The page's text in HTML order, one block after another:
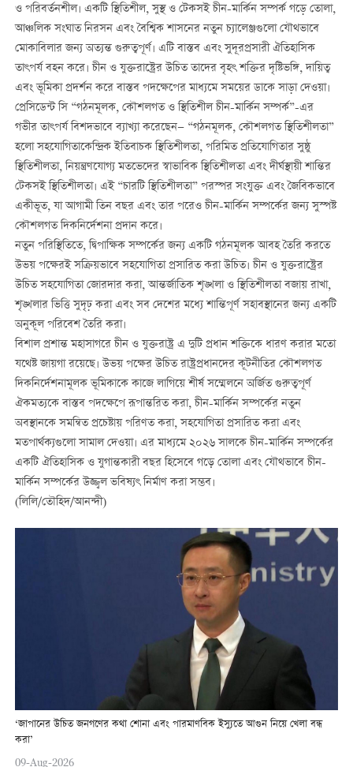
ও পরিবর্তনশীল। একটি স্থিতিশীল, সুস্থ ও টেকসই চীন-মার্কিন সম্পর্ক গড়ে তোলা,
আঞ্চলিক সংঘাত নিরসন এবং বৈশ্বিক শাসনের নতুন চ্যালেঞ্জগুলো যৌথভাবে
মোকাবিলার জন্য অত্যন্ত গুরুত্বপূর্ণ। এটি বাস্তব এবং সুদূরপ্রসারী ঐতিহাসিক
তাৎপর্য বহন করে। চীন ও যুক্তরাষ্ট্রের উচিত তাদের বৃহৎ শক্তির দৃষ্টিভঙ্গি, দায়িত্ব
এবং ভূমিকা প্রদর্শন করে বাস্তব পদক্ষেপের মাধ্যমে সময়ের ডাকে সাড়া দেওয়া।
প্রেসিডেন্ট সি “গঠনমূলক, কৌশলগত ও স্থিতিশীল চীন-মার্কিন সম্পর্ক”-এর
গভীর তাৎপর্য বিশদভাবে ব্যাখ্যা করেছেন— “গঠনমূলক, কৌশলগত স্থিতিশীলতা”
হলো সহযোগিতাকেন্দ্রিক ইতিবাচক স্থিতিশীলতা, পরিমিত প্রতিযোগিতার সুষ্ঠু
স্থিতিশীলতা, নিয়ন্ত্রণযোগ্য মতভেদের স্বাভাবিক স্থিতিশীলতা এবং দীর্ঘস্থায়ী শান্তির
টেকসই স্থিতিশীলতা। এই “চারটি স্থিতিশীলতা” পরস্পর সংযুক্ত এবং জৈবিকভাবে
একীভূত, যা আগামী তিন বছর এবং তার পরেও চীন-মার্কিন সম্পর্কের জন্য সুস্পষ্ট
কৌশলগত দিকনির্দেশনা প্রদান করে।
নতুন পরিস্থিতিতে, দ্বিপাক্ষিক সম্পর্কের জন্য একটি গঠনমূলক আবহ তৈরি করতে
উভয় পক্ষেরই সক্রিয়ভাবে সহযোগিতা প্রসারিত করা উচিত। চীন ও যুক্তরাষ্ট্রের
উচিত সহযোগিতা জোরদার করা, আন্তর্জাতিক শৃঙ্খলা ও স্থিতিশীলতা বজায় রাখা,
শৃঙ্খলার ভিত্তি সুদৃঢ় করা এবং সব দেশের মধ্যে শান্তিপূর্ণ সহাবস্থানের জন্য একটি
অনুকূল পরিবেশ তৈরি করা।
বিশাল প্রশান্ত মহাসাগরে চীন ও যুক্তরাষ্ট্র এ দুটি প্রধান শক্তিকে ধারণ করার মতো
যথেষ্ট জায়গা রয়েছে। উভয় পক্ষের উচিত রাষ্ট্রপ্রধানদের কূটনীতির কৌশলগত
দিকনির্দেশনামূলক ভূমিকাকে কাজে লাগিয়ে শীর্ষ সম্মেলনে অর্জিত গুরুত্বপূর্ণ
ঐকমত্যকে বাস্তব পদক্ষেপে রূপান্তরিত করা, চীন-মার্কিন সম্পর্কের নতুন
অবস্থানকে সমন্বিত প্রচেষ্টায় পরিণত করা, সহযোগিতা প্রসারিত করা এবং
মতপার্থক্যগুলো সামাল দেওয়া। এর মাধ্যমে ২০২৬ সালকে চীন-মার্কিন সম্পর্কের
একটি ঐতিহাসিক ও যুগান্তকারী বছর হিসেবে গড়ে তোলা এবং যৌথভাবে চীন-
মার্কিন সম্পর্কের উজ্জ্বল ভবিষ্যৎ নির্মাণ করা সম্ভব।
(লিলি/তৌহিদ/আনন্দী)
‘জাপানের উচিত জনগণের কথা শোনা এবং পারমাণবিক ইস্যুতে আগুন নিয়ে খেলা বন্ধ
করা’
09-Aug-2026